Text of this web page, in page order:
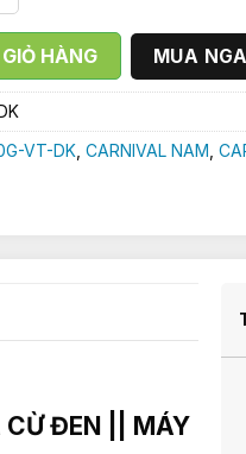
HÀNG MUA
VT-DK, CARNIVAL NAM
ĐEN || MÁY